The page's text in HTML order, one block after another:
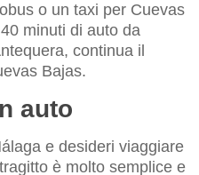
o un taxi per Cuevas
minuti di auto da
continua il
Bajas.
auto
e desideri viaggiare
è molto semplice e